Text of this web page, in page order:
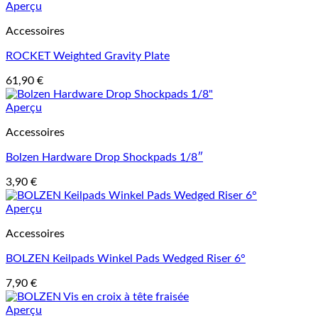
Aperçu
Accessoires
ROCKET Weighted Gravity Plate
61,90 €
Aperçu
Accessoires
Bolzen Hardware Drop Shockpads 1/8″
3,90 €
Aperçu
Accessoires
BOLZEN Keilpads Winkel Pads Wedged Riser 6°
7,90 €
Aperçu